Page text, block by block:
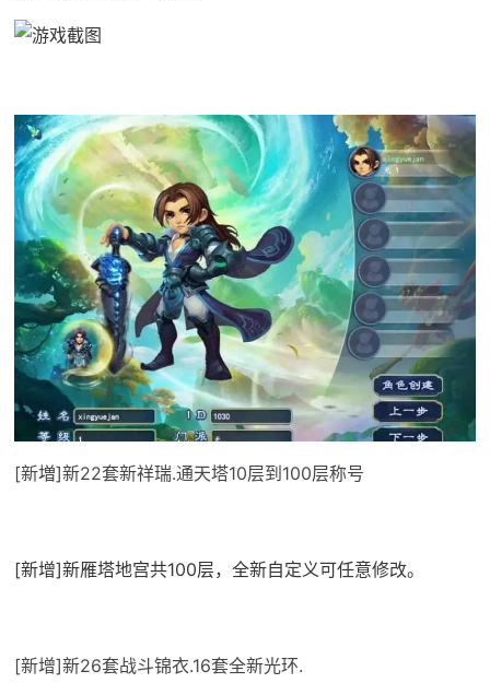
[新増]新22套新祥瑞.通天塔10层到100层称号
[新增]新雁塔地宫共100层，全新自定义可任意修改。
[新增]新26套战斗锦衣.16套全新光环.